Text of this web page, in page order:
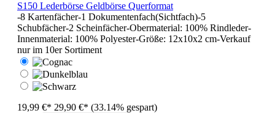
S150 Lederbörse Geldbörse Querformat
-8 Kartenfächer-1 Dokumentenfach(Sichtfach)-5
Schubfächer-2 Scheinfächer-Obermaterial: 100% Rindleder-
Innenmaterial: 100% Polyester-Größe: 12x10x2 cm-Verkauf
nur im 10er Sortiment
19,99 €* 29,90 €* (33.14% gespart)